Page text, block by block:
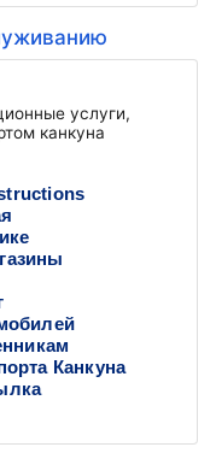
услуги,
канкуна
Канкуна